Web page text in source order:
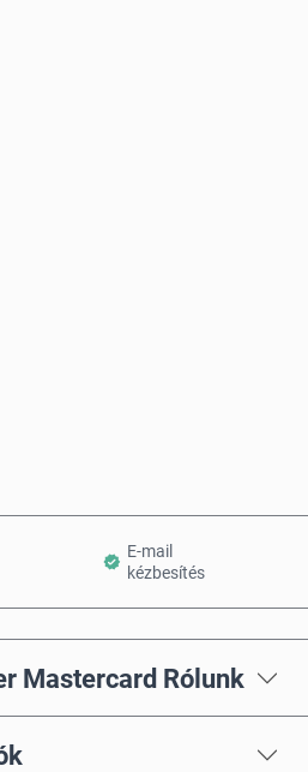
E-mail
kézbesítés
Mastercard Rólunk